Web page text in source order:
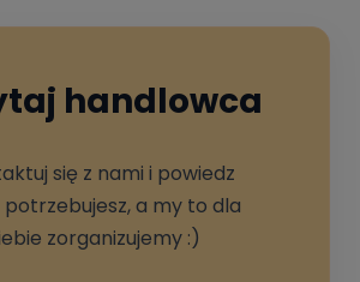
handlowca
się z nami i powiedz
a my to dla
zorganizujemy :)